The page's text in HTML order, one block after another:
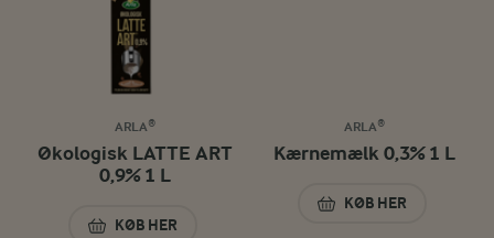
ARLA®
Økologisk LATTE ART
0,9% 1 L
KØB HER
ØKOLOGISK LATTE ART 0,9% 1 L
ARLA®
Kærnemælk 0,3% 1 L
KØB HER
KÆRNEMÆLK